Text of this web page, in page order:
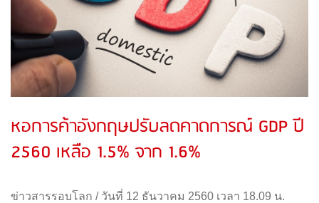
หอการค้าอังกฤษปรับลดคาดการณ์ GDP ปี
2560 เหลือ 1.5% จาก 1.6%
ข่าวสารรอบโลก / วันที่ 12 ธันวาคม 2560 เวลา 18.09 น.